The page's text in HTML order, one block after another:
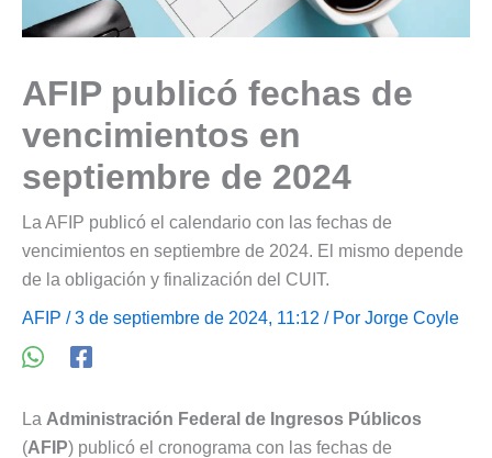
AFIP publicó fechas de
vencimientos en
septiembre de 2024
La AFIP publicó el calendario con las fechas de
vencimientos en septiembre de 2024. El mismo depende
de la obligación y finalización del CUIT.
AFIP / 3 de septiembre de 2024, 11:12 / Por Jorge Coyle
La Administración Federal de Ingresos Públicos
(AFIP) publicó el cronograma con las fechas de